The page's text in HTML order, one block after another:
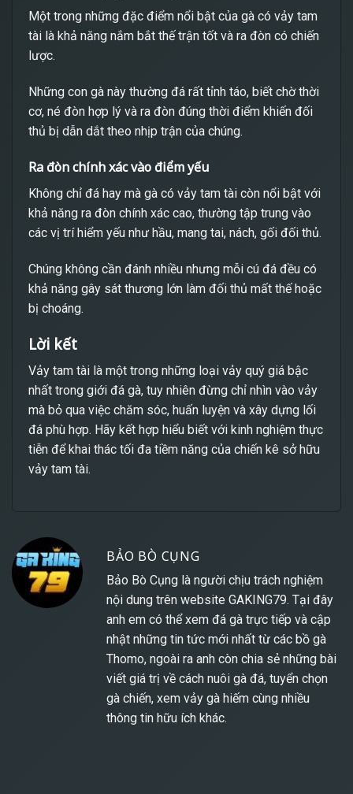
Một trong những đặc điểm nổi bật của gà có vảy tam
tài là khả năng nắm bắt thế trận tốt và ra đòn có chiến
lược.
Những con gà này thường đá rất tỉnh táo, biết chờ thời
cơ, né đòn hợp lý và ra đòn đúng thời điểm khiến đối
thủ bị dẫn dắt theo nhịp trận của chúng.
Ra đòn chính xác vào điểm yếu
Không chỉ đá hay mà gà có vảy tam tài còn nổi bật với
khả năng ra đòn chính xác cao, thường tập trung vào
các vị trí hiểm yếu như hầu, mang tai, nách, gối đối thủ.
Chúng không cần đánh nhiều nhưng mỗi cú đá đều có
khả năng gây sát thương lớn làm đối thủ mất thế hoặc
bị choáng.
Lời kết
Vảy tam tài là một trong những loại vảy quý giá bậc
nhất trong giới đá gà, tuy nhiên đừng chỉ nhìn vào vảy
mà bỏ qua việc chăm sóc, huấn luyện và xây dựng lối
đá phù hợp. Hãy kết hợp hiểu biết với kinh nghiệm thực
tiễn để khai thác tối đa tiềm năng của chiến kê sở hữu
vảy tam tài.
BẢO BÒ CỤNG
Bảo Bò Cụng là người chịu trách nghiệm
nội dung trên website GAKING79. Tại đây
anh em có thể xem đá gà trực tiếp và cập
nhật những tin tức mới nhất từ các bồ gà
Thomo, ngoài ra anh còn chia sẻ những bài
viết giá trị về cách nuôi gà đá, tuyển chọn
gà chiến, xem vảy gà hiếm cùng nhiều
thông tin hữu ích khác.